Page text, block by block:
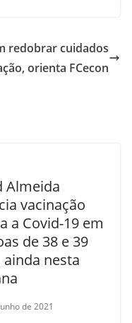
redobrar cuidados
orienta FCecon
Almeida
vacinação
a Covid-19 em
de 38 e 39
ainda nesta
de 2021